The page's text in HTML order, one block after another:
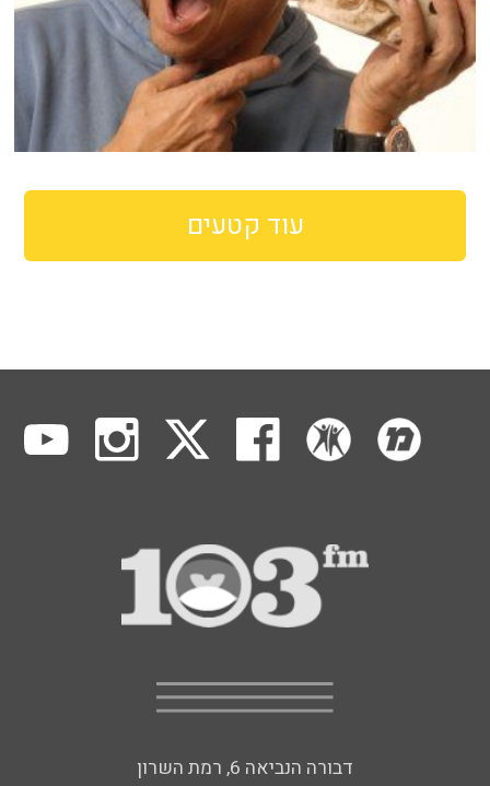
עוד קטעים
דבורה הנביאה 6, רמת השרון